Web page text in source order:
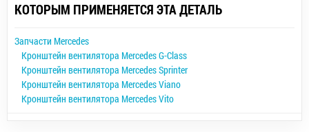
КОТОРЫМ ПРИМЕНЯЕТСЯ ЭТА ДЕТАЛЬ
Запчасти Mercedes
Кронштейн вентилятора Mercedes G-Class
Кронштейн вентилятора Mercedes Sprinter
Кронштейн вентилятора Mercedes Viano
Кронштейн вентилятора Mercedes Vito